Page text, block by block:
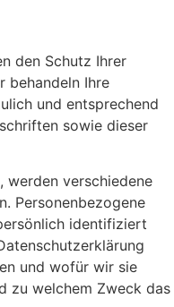
den Schutz Ihrer
behandeln Ihre
und entsprechend
sowie dieser
werden verschiedene
Personenbezogene
identifiziert
und wofür wir sie
zu welchem Zweck das